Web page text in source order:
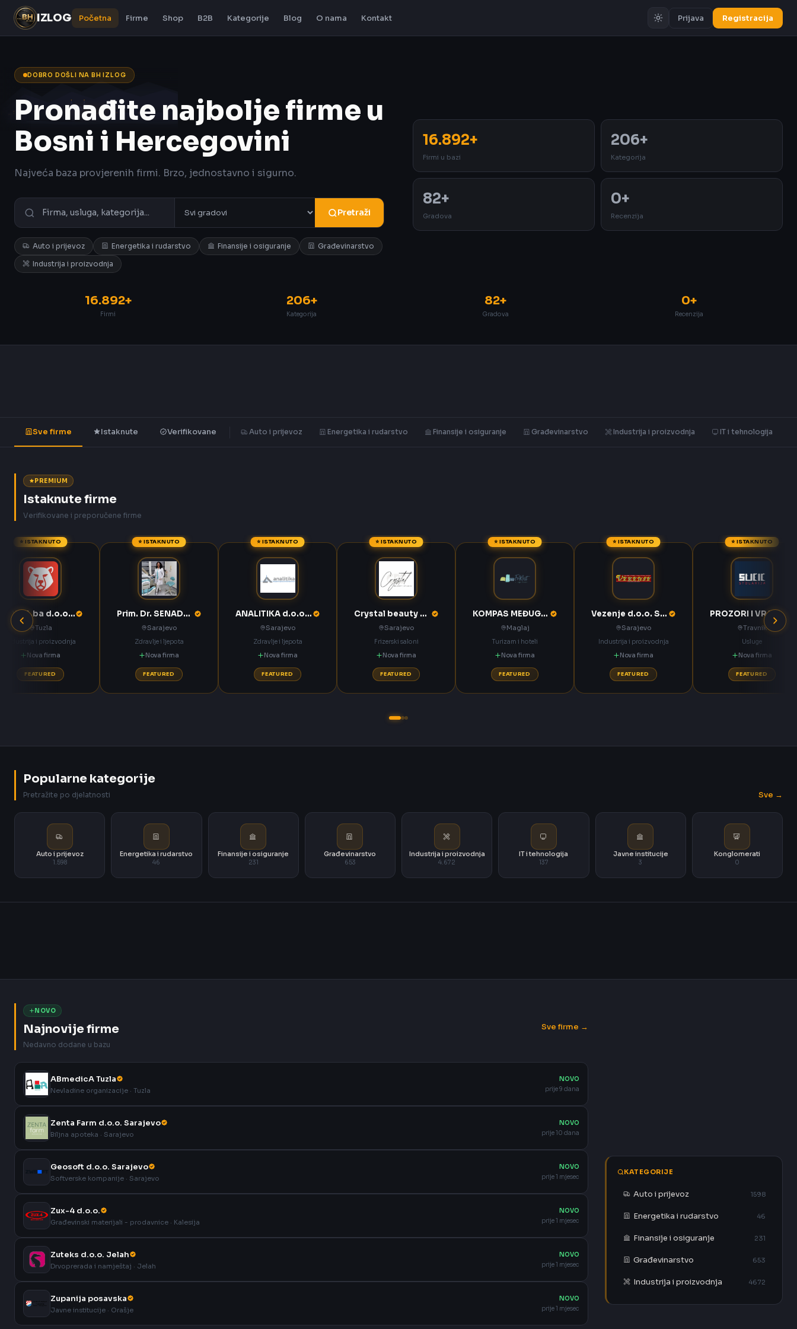
IZLOG Početna Firme Shop B2B Kategorije Blog O nama Kontakt Prijava Registracija
DOBRO DOŠLI NA BH IZLOG
Pronađite najbolje firme u
Bosni i Hercegovini
Najveća baza provjerenih firmi. Brzo, jednostavno i sigurno.
Pretraži
Auto i prijevoz Energetika i rudarstvo Finansije i osiguranje
Građevinarstvo
Industrija i proizvodnja
16.892+
Firmi u bazi
206+
Kategorija
82+
Gradova
0+
Recenzija
16.892+
Firmi
206+
Kategorija
82+
Gradova
0+
Recenzija
Sve firme Istaknute Verifikovane Auto i prijevoz Energetika i rudarstvo Finansije i osiguranje Građevinarstvo Industrija i proizvodnja IT i tehnologija
PREMIUM
Istaknute firme
Verifikovane i preporučene firme
⭐ ISTAKNUTO
ANNOA.ba d.o.o. Tuzla
Tuzla
Industrija i proizvodnja
Nova firma
FEATURED
⭐ ISTAKNUTO
Prim. Dr. SENADETA OMERBAŠIĆ STOMATOLOŠKA ORDINACIJA
Sarajevo
Zdravlje i ljepota
Nova firma
FEATURED
⭐ ISTAKNUTO
ANALITIKA d.o.o. Sarajevo
Sarajevo
Zdravlje i ljepota
Nova firma
FEATURED
⭐ ISTAKNUTO
Crystal beauty studio Sarajevo
Sarajevo
Frizerski saloni
Nova firma
FEATURED
⭐ ISTAKNUTO
KOMPAS MEĐUGORJE d.d. Međugorje
Maglaj
Turizam i hoteli
Nova firma
FEATURED
⭐ ISTAKNUTO
Vezenje d.o.o. Sarajevo
Sarajevo
Industrija i proizvodnja
Nova firma
FEATURED
⭐ ISTAKNUTO
PROZORI I VRATA Sučić Nova Bila
Travnik
Usluge
Nova firma
FEATURED
Popularne kategorije
Pretražite po djelatnosti Sve →
Auto i prijevoz
1.598
Energetika i rudarstvo
46
Finansije i osiguranje
231
Građevinarstvo
653
Industrija i proizvodnja
4.672
IT i tehnologija
137
Javne institucije
3
Konglomerati
0
NOVO
Najnovije firme
Nedavno dodane u bazu
Sve firme →
ABmedicA Tuzla
Nevladine organizacije · Tuzla
NOVO
prije 9 dana
Zenta Farm d.o.o. Sarajevo
Biljna apoteka · Sarajevo
NOVO
prije 10 dana
Geosoft d.o.o. Sarajevo
Softverske kompanije · Sarajevo
NOVO
prije 1 mjesec
Zux-4 d.o.o.
Građevinski materijali - prodavnice · Kalesija
NOVO
prije 1 mjesec
Zuteks d.o.o. Jelah
Drvoprerada i namještaj · Jelah
NOVO
prije 1 mjesec
Zupanija posavska
Javne institucije · Orašje
NOVO
prije 1 mjesec
KATEGORIJE
Auto i prijevoz 1598
Energetika i rudarstvo 46
Finansije i osiguranje 231
Građevinarstvo 653
Industrija i proizvodnja 4672